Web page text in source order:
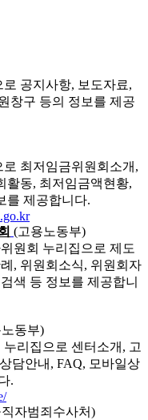
공지사항, 보도자료,
창구 등의 정보를 제공
최저임금위원회소개,
활동, 최저임금액현황,
를 제공합니다.
(고용노동부)
원회 누리집으로 제도
, 위원회소식, 위원회자
색 등 정보를 제공합니
동부)
리집으로 센터소개, 고
담안내, FAQ, 모바일상
.
자범죄수사처)